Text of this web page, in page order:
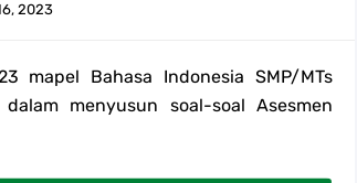
Merdeka Tahun 2026
2023
mapel Bahasa Indonesia SMP/MTs
menyusun soal-soal Asesmen